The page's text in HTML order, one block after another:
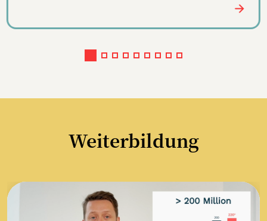
Weiterbildung